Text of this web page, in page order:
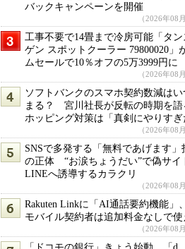
バックキャンペーンを開催
（2026年08
工事不要で14畳まで冷房可能「タン
ゲン スポットクーラー 79800020」
ムセールで10％オフの5万3999円に
（2026年08
ソフトバンクのスマホ契約数減はい
まる？ 宮川社長が反転の時期を
ホッピング対策は「真剣にやりすぎ
（2026年08
SNSで多発する「無料であげます」
の正体 “お涙ちょうだい”で偽サイ
LINEへ誘導するカラクリ
（2026年08
Rakuten Linkに「AI通話要約機能」
モバイル契約者は追加料金なしで使
（2026年08